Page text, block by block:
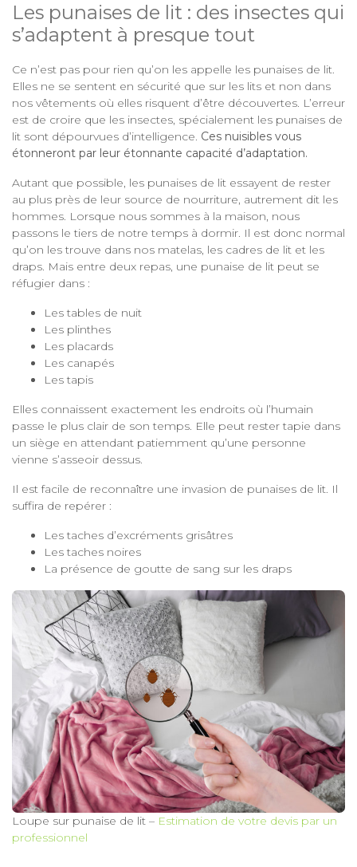
Les punaises de lit : des insectes qui
s’adaptent à presque tout
Ce n’est pas pour rien qu’on les appelle les punaises de lit.
Elles ne se sentent en sécurité que sur les lits et non dans
nos vêtements où elles risquent d’être découvertes. L’erreur
est de croire que les insectes, spécialement les punaises de
lit sont dépourvues d’intelligence. Ces nuisibles vous
étonneront par leur étonnante capacité d’adaptation.
Autant que possible, les punaises de lit essayent de rester
au plus près de leur source de nourriture, autrement dit les
hommes. Lorsque nous sommes à la maison, nous
passons le tiers de notre temps à dormir. Il est donc normal
qu’on les trouve dans nos matelas, les cadres de lit et les
draps. Mais entre deux repas, une punaise de lit peut se
réfugier dans :
Les tables de nuit
Les plinthes
Les placards
Les canapés
Les tapis
Elles connaissent exactement les endroits où l’humain
passe le plus clair de son temps. Elle peut rester tapie dans
un siège en attendant patiemment qu’une personne
vienne s’asseoir dessus.
Il est facile de reconnaître une invasion de punaises de lit. Il
suffira de repérer :
Les taches d’excréments grisâtres
Les taches noires
La présence de goutte de sang sur les draps
Loupe sur punaise de lit – Estimation de votre devis par un
professionnel